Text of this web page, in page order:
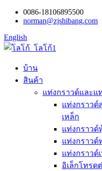
0086-18106895500
norman@zjshibang.com
English
บ้าน
สินค้า
แท่งกราวด์และแ
แท่งกราวด์
เหล็ก
แท่งกราวด์
แท่งกราวด์
แท่งกราวด์
อิเล็กโทรด